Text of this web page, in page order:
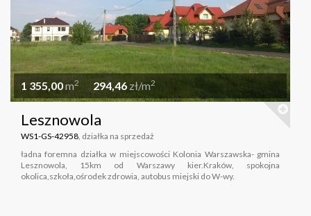
1 355,00m2 294,46 zł/m2
Lesznowola
WS1-GS-42958, działka na sprzedaż
ładna foremna działka w miejscowości Kolonia Warszawska- gmina
Lesznowola, 15km od Warszawy kier.Kraków, spokojna
okolica,szkoła,ośrodek zdrowia, autobus miejski do W-wy.